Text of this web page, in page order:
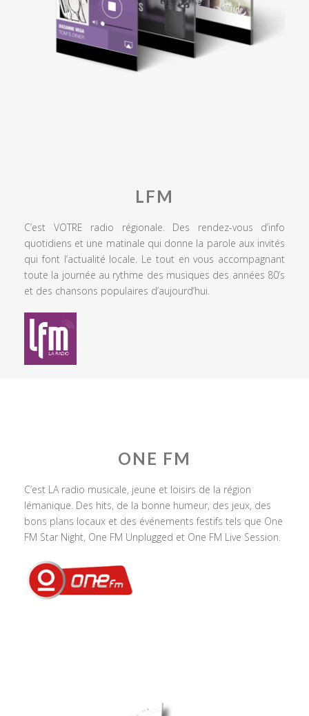
LFM
C’est VOTRE radio régionale. Des rendez-vous d’info
quotidiens et une matinale qui donne la parole aux invités
qui font l’actualité locale. Le tout en vous accompagnant
toute la journée au rythme des musiques des années 80’s
et des chansons populaires d’aujourd’hui.
ONE FM
C’est LA radio musicale, jeune et loisirs de la région
lémanique. Des hits, de la bonne humeur, des jeux, des
bons plans locaux et des événements festifs tels que One
FM Star Night, One FM Unplugged et One FM Live Session.